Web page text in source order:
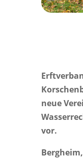
neue
vor.